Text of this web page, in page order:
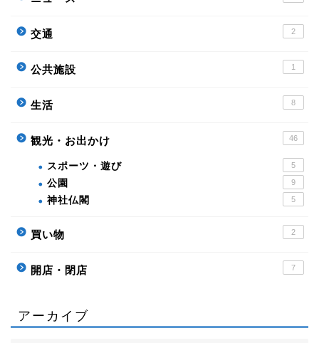
交通 2
公共施設 1
生活 8
観光・お出かけ 46
スポーツ・遊び 5
公園 9
神社仏閣 5
買い物 2
開店・閉店 7
アーカイブ